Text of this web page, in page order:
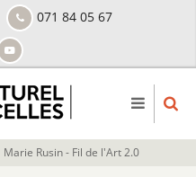
071 84 05 67
Marie Rusin - Fil de l'Art 2.0